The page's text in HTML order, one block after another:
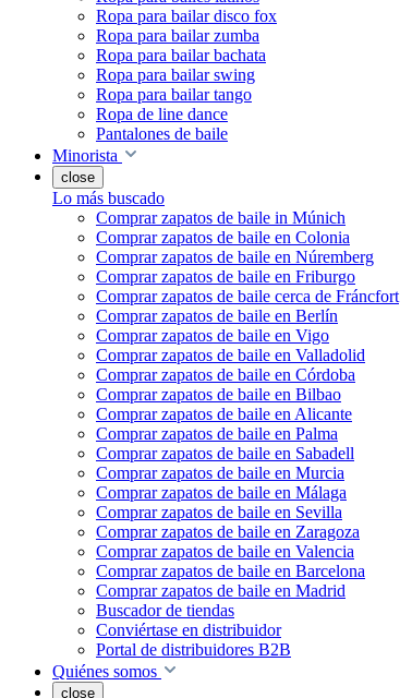
Ropa para bailar disco fox
Ropa para bailar zumba
Ropa para bailar bachata
Ropa para bailar swing
Ropa para bailar tango
Ropa de line dance
Pantalones de baile
Minorista
close
Lo más buscado
Comprar zapatos de baile in Múnich
Comprar zapatos de baile en Colonia
Comprar zapatos de baile en Núremberg
Comprar zapatos de baile en Friburgo
Comprar zapatos de baile cerca de Fráncfort
Comprar zapatos de baile en Berlín
Comprar zapatos de baile en Vigo
Comprar zapatos de baile en Valladolid
Comprar zapatos de baile en Córdoba
Comprar zapatos de baile en Bilbao
Comprar zapatos de baile en Alicante
Comprar zapatos de baile en Palma
Comprar zapatos de baile en Sabadell
Comprar zapatos de baile en Murcia
Comprar zapatos de baile en Málaga
Comprar zapatos de baile en Sevilla
Comprar zapatos de baile en Zaragoza
Comprar zapatos de baile en Valencia
Comprar zapatos de baile en Barcelona
Comprar zapatos de baile en Madrid
Buscador de tiendas
Conviértase en distribuidor
Portal de distribuidores B2B
Quiénes somos
close